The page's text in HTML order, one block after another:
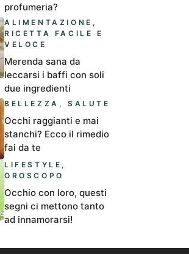
profumeria?
ALIMENTAZIONE ,
RICETTA FACILE E
VELOCE
Merenda sana da
leccarsi i baffi con soli
due ingredienti
BELLEZZA ,SALUTE
Occhi raggianti e mai
stanchi? Ecco il rimedio
fai da te
LIFESTYLE ,
OROSCOPO
Occhio con loro, questi
segni ci mettono tanto
ad innamorarsi!